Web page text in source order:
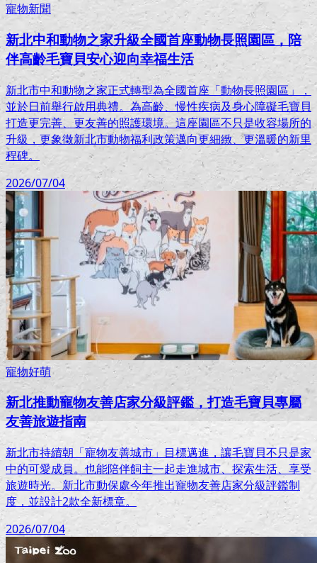
寵物新聞
新北中和動物之家升級全國首座動物長照園區，陪
伴高齡毛寶貝安心迎向幸福生活
新北市中和動物之家正式轉型為全國首座「動物長照園區」，
並於日前舉行啟用典禮。為高齡、慢性疾病及身心障礙毛寶貝
打造更完善、更友善的照護環境。這座園區不只是收容場所的
升級，更象徵新北市動物福利政策邁向更細緻、更溫暖的新里
程碑。
2026/07/04
寵物好萌
新北推動寵物友善店家分級評鑑，打造毛寶貝專屬
友善旅遊指南
新北市持續朝「寵物友善城市」目標邁進，讓毛寶貝不只是家
中的可愛成員。也能陪伴飼主一起走進城市、探索生活、享受
旅遊時光。新北市動保處今年推出寵物友善店家分級評鑑制
度，並設計2款全新標章。
2026/07/04